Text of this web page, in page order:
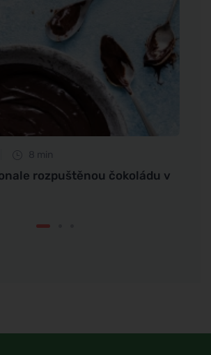
8 min
rozpuštěnou čokoládu v